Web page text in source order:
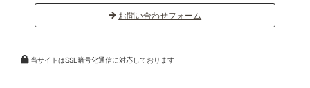
お問い合わせフォーム
当サイトはSSL暗号化通信に対応しております